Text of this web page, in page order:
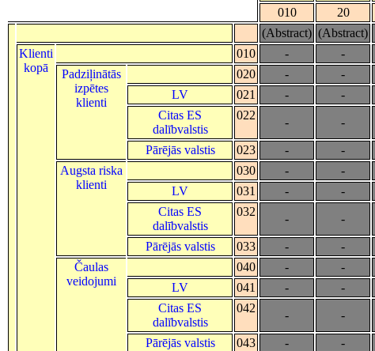
010
20
(Abstract) (Abstract)
Klienti
kopā
010 - -
Padziļinātās
izpētes
klienti
020 - -
LV
021 - -
Citas ES
dalībvalstis
022
- -
Pārējās valstis 023 - -
Augsta riska
klienti
030 - -
LV
031 - -
Citas ES
dalībvalstis
032
- -
Pārējās valstis 033 - -
Čaulas
veidojumi
040 - -
LV
041 - -
Citas ES
dalībvalstis
042
- -
Pārējās valstis 043 - -